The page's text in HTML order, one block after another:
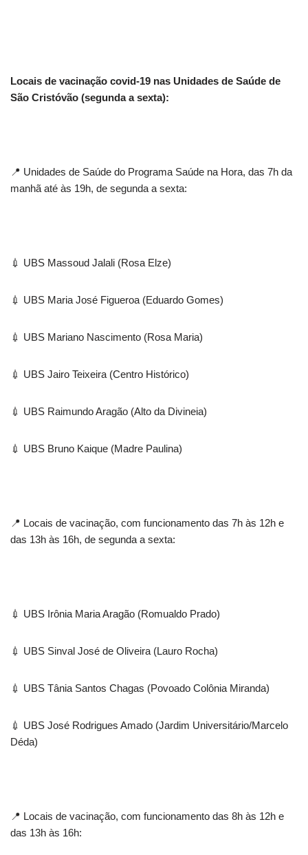
Locais de vacinação covid-19 nas Unidades de Saúde de
São Cristóvão (segunda a sexta):
📍 Unidades de Saúde do Programa Saúde na Hora, das 7h da
manhã até às 19h, de segunda a sexta:
💉 UBS Massoud Jalali (Rosa Elze)
💉 UBS Maria José Figueroa (Eduardo Gomes)
💉 UBS Mariano Nascimento (Rosa Maria)
💉 UBS Jairo Teixeira (Centro Histórico)
💉 UBS Raimundo Aragão (Alto da Divineia)
💉 UBS Bruno Kaique (Madre Paulina)
📍 Locais de vacinação, com funcionamento das 7h às 12h e
das 13h às 16h, de segunda a sexta:
💉 UBS Irônia Maria Aragão (Romualdo Prado)
💉 UBS Sinval José de Oliveira (Lauro Rocha)
💉 UBS Tânia Santos Chagas (Povoado Colônia Miranda)
💉 UBS José Rodrigues Amado (Jardim Universitário/Marcelo
Déda)
📍 Locais de vacinação, com funcionamento das 8h às 12h e
das 13h às 16h: